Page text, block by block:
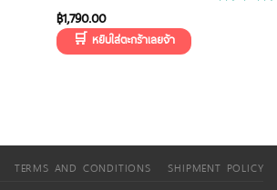
฿1,790.00
TERMS AND CONDITIONS SHIPMENT POLICY